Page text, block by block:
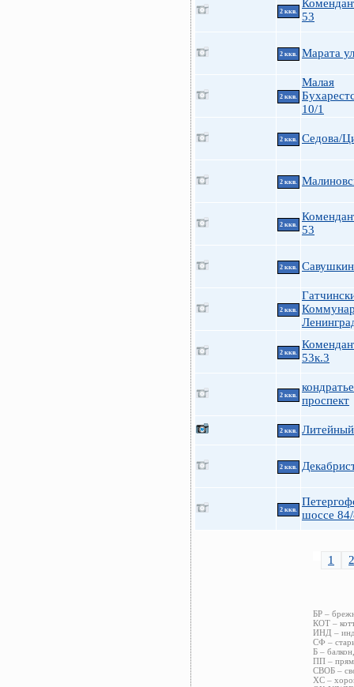
2 ккв.
53
2 ккв. Марата
2 ккв.
Малая
10/1
2 ккв. Седова/
2 ккв.
2 ккв.
53
2 ккв.
2 ккв.
2 ккв.
53к.3
2 ккв.
проспект
2 ккв.
2 ккв.
2 ккв.
шоссе
1 2
БР –
КОТ –
ИНД –
СФ –
Б –
ПП –
СВОБ –
ХС –